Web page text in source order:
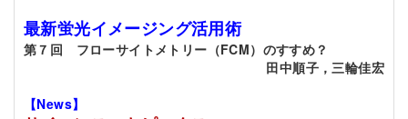
最新蛍光イメージング活用術
第７回 フローサイトメトリー（FCM）のすすめ？
田中順子，三輪佳宏
【News】